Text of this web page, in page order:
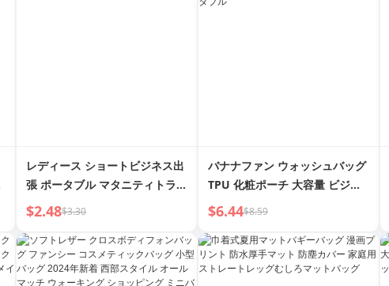
レディース ショートビジネス出
張 ポータブル マタニティトラベ
ルバッグ
$2.48$3.30
バナナファン ウォッシュバッグ
TPU 化粧ポーチ 大容量 ビジネ
ス旅行 防水 ポータブル
$6.44$8.59